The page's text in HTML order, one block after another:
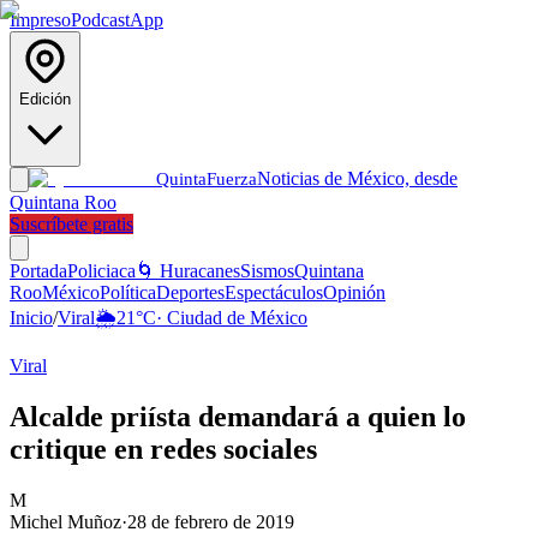
ImpresoPodcastApp
Edición
QuintaFuerzaNoticias de México, desde
Quintana Roo
Suscríbete gratis
PortadaPoliciaca 🌀 HuracanesSismosQuintana
RooMéxicoPolíticaDeportesEspectáculosOpinión
Inicio/Viral🌦️21°C· Ciudad de México
Viral
Alcalde priísta demandará a quien lo
critique en redes sociales
M
Michel Muñoz·28 de febrero de 2019